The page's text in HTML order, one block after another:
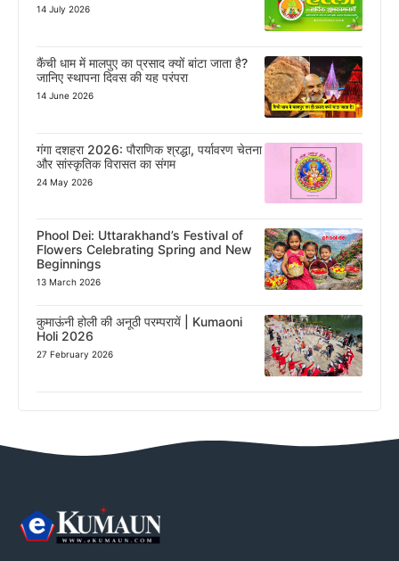
14 July 2026
कैंची धाम में मालपुए का प्रसाद क्यों बांटा जाता है?
जानिए स्थापना दिवस की यह परंपरा
14 June 2026
गंगा दशहरा 2026: पौराणिक श्रद्धा, पर्यावरण चेतना
और सांस्कृतिक विरासत का संगम
24 May 2026
Phool Dei: Uttarakhand’s Festival of
Flowers Celebrating Spring and New
Beginnings
13 March 2026
कुमाऊंनी होली की अनूठी परम्परायें | Kumaoni
Holi 2026
27 February 2026